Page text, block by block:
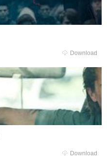
Download
Download